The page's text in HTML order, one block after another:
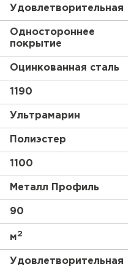
с покрытием
основе
толщиной 0.45 мм (с
и полимерного
покрытие Полиэстер
декоративные
вариант для вашего
XL (ПЭ-01-
Удовлетворительная
Одностороннее
покрытие
Оцинкованная сталь
1190
Ультрамарин
Полиэстер
1100
Металл Профиль
90
м2
Удовлетворительная